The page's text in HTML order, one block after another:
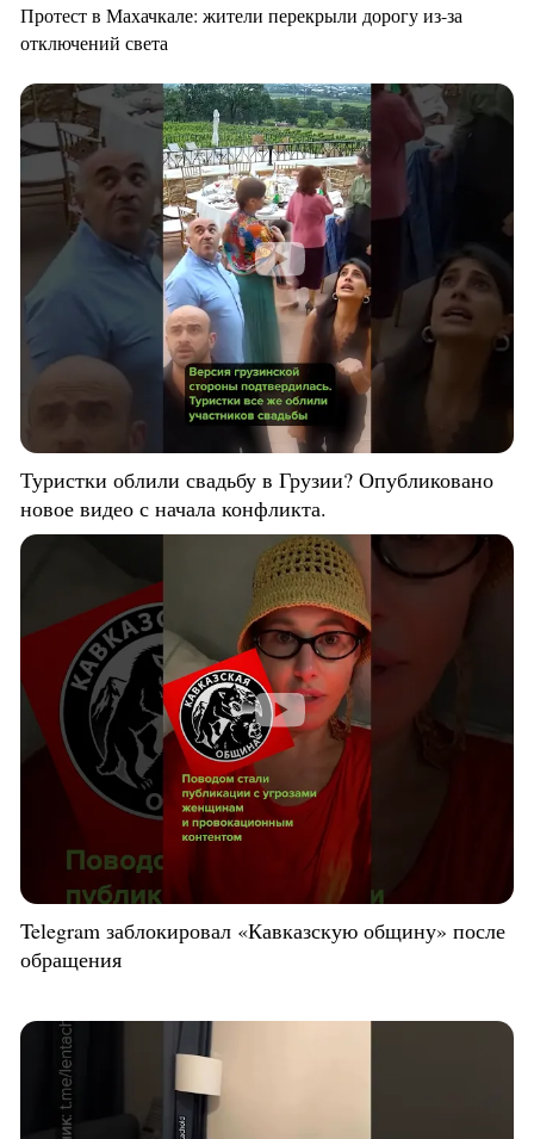
Протест в Махачкале: жители перекрыли дорогу из-за
отключений света
Туристки облили свадьбу в Грузии? Опубликовано
новое видео с начала конфликта.
Telegram заблокировал «Кавказскую общину» после
обращения